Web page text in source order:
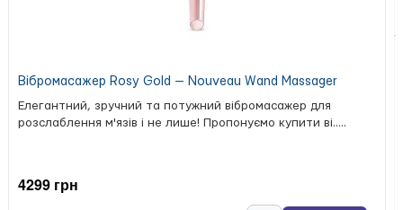
Вібромасажер Rosy Gold — Nouveau Wand Massager
Елегантний, зручний та потужний вібромасажер для
розслаблення м'язів і не лише! Пропонуємо купити ві.....
4299 грн